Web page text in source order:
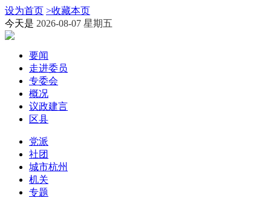
设为首页 >收藏本页
今天是 2026-08-07 星期五
要闻
走进委员
专委会
概况
议政建言
区县
党派
社团
城市杭州
机关
专题